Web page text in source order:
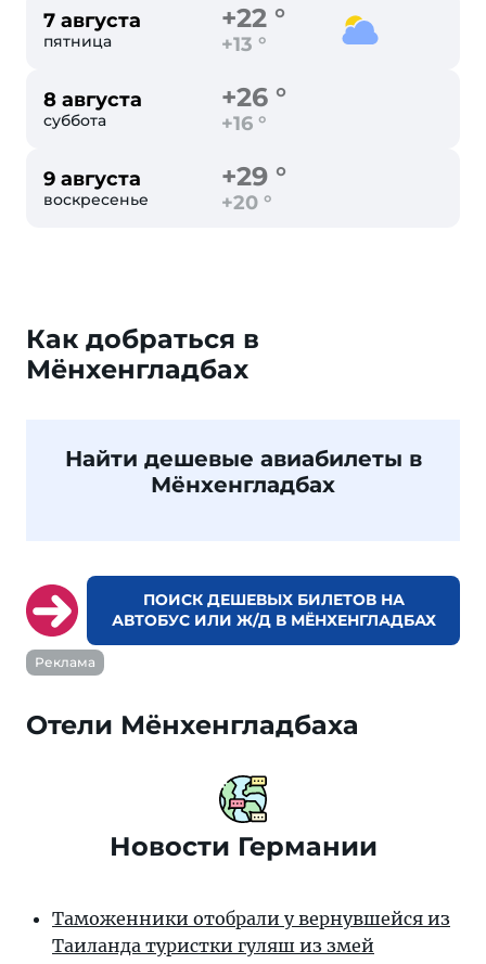
7 августа
пятница
+22 °
+13 °
8 августа
суббота
+26 °
+16 °
9 августа
воскресенье
+29 °
+20 °
Как добраться в
Мёнхенгладбах
Найти дешевые авиабилеты в
Мёнхенгладбах
ПОИСК ДЕШЕВЫХ БИЛЕТОВ НА
АВТОБУС ИЛИ Ж/Д В МЁНХЕНГЛАДБАХ
Реклама
Отели Мёнхенгладбаха
Новости Германии
Таможенники отобрали у вернувшейся из
Таиланда туристки гуляш из змей